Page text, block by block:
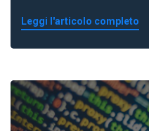
Leggi l'articolo completo